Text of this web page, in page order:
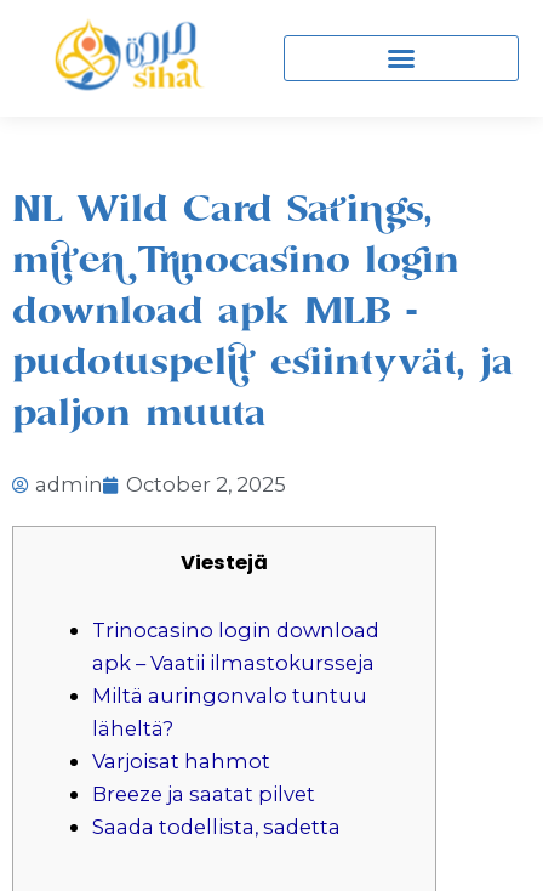
content
NL Wild Card Satings,
miten Trinocasino login
download apk MLB -
pudotuspelit esiintyvät, ja
paljon muuta
admin October 2, 2025
Viestejä
Trinocasino login download
apk – Vaatii ilmastokursseja
Miltä auringonvalo tuntuu
läheltä?
Varjoisat hahmot
Breeze ja saatat pilvet
Saada todellista, sadetta